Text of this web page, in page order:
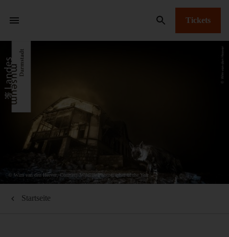
Tickets
© Wim van den Heever, Courtesy Wildlife Photographer of the Year
Startseite